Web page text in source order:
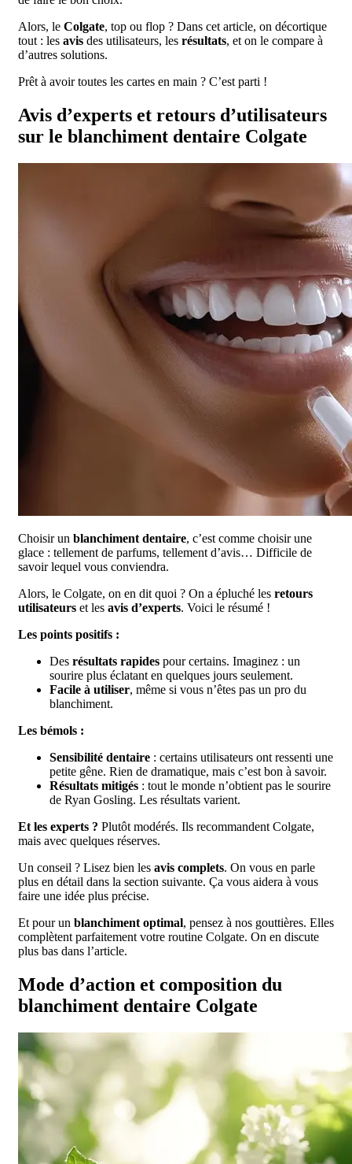
Alors, le Colgate, top ou flop ? Dans cet article, on décortique
tout : les avis des utilisateurs, les résultats, et on le compare à
d’autres solutions.
Prêt à avoir toutes les cartes en main ? C’est parti !
Avis d’experts et retours d’utilisateurs
sur le blanchiment dentaire Colgate
Choisir un blanchiment dentaire, c’est comme choisir une
glace : tellement de parfums, tellement d’avis… Difficile de
savoir lequel vous conviendra.
Alors, le Colgate, on en dit quoi ? On a épluché les retours
utilisateurs et les avis d’experts. Voici le résumé !
Les points positifs :
Des résultats rapides pour certains. Imaginez : un
sourire plus éclatant en quelques jours seulement.
Facile à utiliser, même si vous n’êtes pas un pro du
blanchiment.
Les bémols :
Sensibilité dentaire : certains utilisateurs ont ressenti une
petite gêne. Rien de dramatique, mais c’est bon à savoir.
Résultats mitigés : tout le monde n’obtient pas le sourire
de Ryan Gosling. Les résultats varient.
Et les experts ? Plutôt modérés. Ils recommandent Colgate,
mais avec quelques réserves.
Un conseil ? Lisez bien les avis complets. On vous en parle
plus en détail dans la section suivante. Ça vous aidera à vous
faire une idée plus précise.
Et pour un blanchiment optimal, pensez à nos gouttières. Elles
complètent parfaitement votre routine Colgate. On en discute
plus bas dans l’article.
Mode d’action et composition du
blanchiment dentaire Colgate